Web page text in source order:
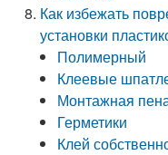
Как избежать
установки
Полимерный
Клеевые
Монтажная
Герметики
Клей